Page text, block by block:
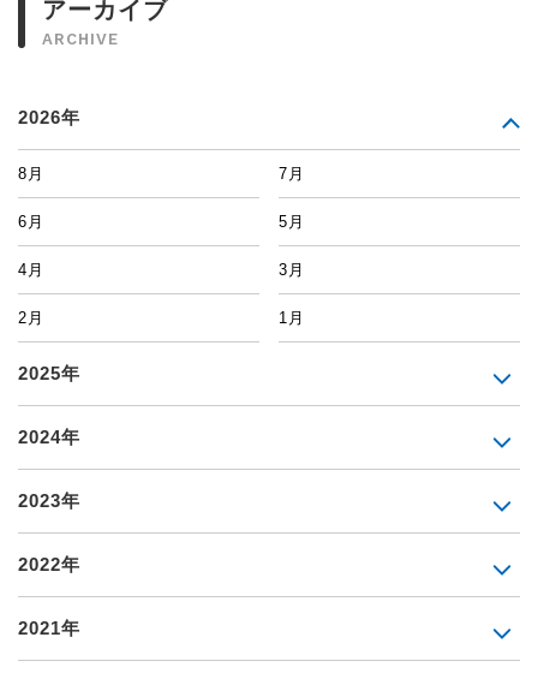
アーカイブ
ARCHIVE
2026年
8月 7月
6月 5月
4月 3月
2月 1月
2025年
2024年
2023年
2022年
2021年